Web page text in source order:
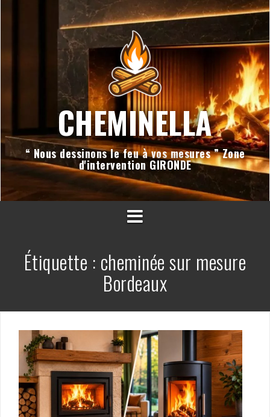
CHEMINELLA
“ Nous dessinons le feu à vos mesures ” Zone
d'intervention GIRONDE
Étiquette : cheminée sur mesure
Bordeaux